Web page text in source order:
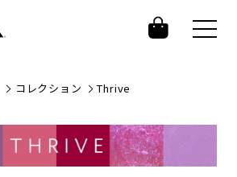
コレクション Thrive